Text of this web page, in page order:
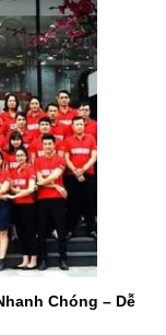
Chóng – Dễ